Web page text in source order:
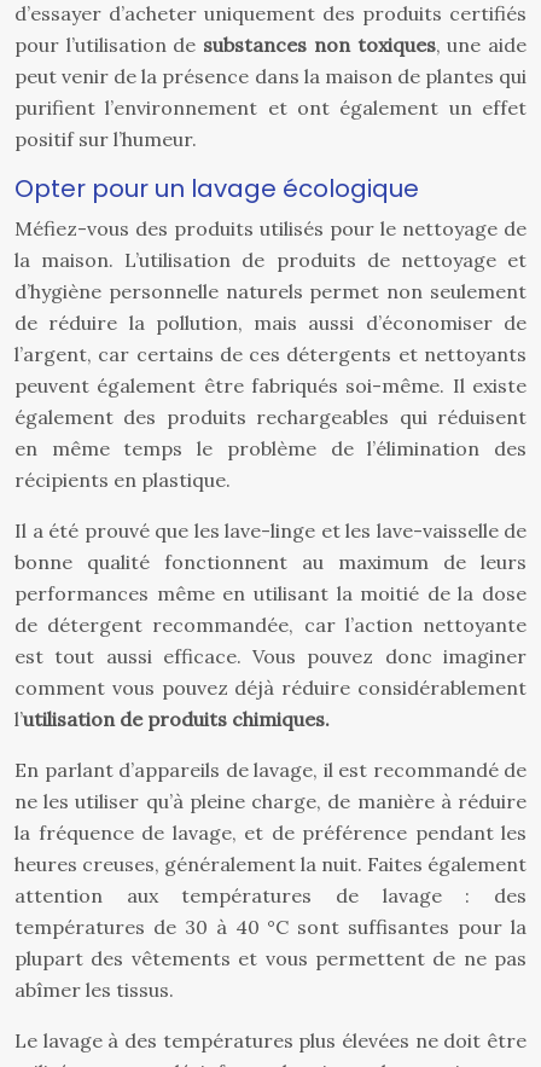
d’essayer d’acheter uniquement des produits certifiés
pour l’utilisation de substances non toxiques, une aide
peut venir de la présence dans la maison de plantes qui
purifient l’environnement et ont également un effet
positif sur l’humeur.
Opter pour un lavage écologique
Méfiez-vous des produits utilisés pour le nettoyage de
la maison. L’utilisation de produits de nettoyage et
d’hygiène personnelle naturels permet non seulement
de réduire la pollution, mais aussi d’économiser de
l’argent, car certains de ces détergents et nettoyants
peuvent également être fabriqués soi-même. Il existe
également des produits rechargeables qui réduisent
en même temps le problème de l’élimination des
récipients en plastique.
Il a été prouvé que les lave-linge et les lave-vaisselle de
bonne qualité fonctionnent au maximum de leurs
performances même en utilisant la moitié de la dose
de détergent recommandée, car l’action nettoyante
est tout aussi efficace. Vous pouvez donc imaginer
comment vous pouvez déjà réduire considérablement
l’utilisation de produits chimiques.
En parlant d’appareils de lavage, il est recommandé de
ne les utiliser qu’à pleine charge, de manière à réduire
la fréquence de lavage, et de préférence pendant les
heures creuses, généralement la nuit. Faites également
attention aux températures de lavage : des
températures de 30 à 40 °C sont suffisantes pour la
plupart des vêtements et vous permettent de ne pas
abîmer les tissus.
Le lavage à des températures plus élevées ne doit être